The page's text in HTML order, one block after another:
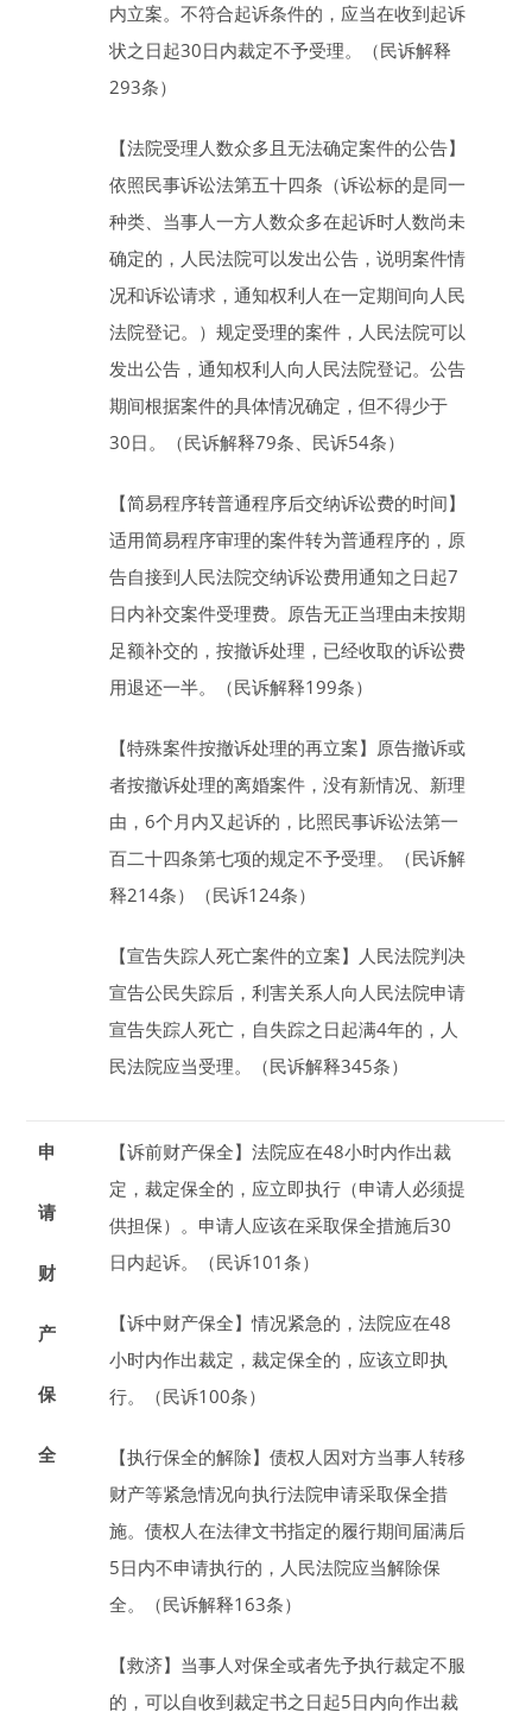
内立案。不符合起诉条件的，应当在收到起诉
状之日起30日内裁定不予受理。（民诉解释
293条）
【法院受理人数众多且无法确定案件的公告】
依照民事诉讼法第五十四条（诉讼标的是同一
种类、当事人一方人数众多在起诉时人数尚未
确定的，人民法院可以发出公告，说明案件情
况和诉讼请求，通知权利人在一定期间向人民
法院登记。）规定受理的案件，人民法院可以
发出公告，通知权利人向人民法院登记。公告
期间根据案件的具体情况确定，但不得少于
30日。（民诉解释79条、民诉54条）
【简易程序转普通程序后交纳诉讼费的时间】
适用简易程序审理的案件转为普通程序的，原
告自接到人民法院交纳诉讼费用通知之日起7
日内补交案件受理费。原告无正当理由未按期
足额补交的，按撤诉处理，已经收取的诉讼费
用退还一半。（民诉解释199条）
【特殊案件按撤诉处理的再立案】 原告撤诉或
者按撤诉处理的离婚案件，没有新情况、新理
由， 6个月 内又起诉的，比照民事诉讼法第一
百二十四条第七项的规定不予受理。（民诉解
释214条）（民诉124条）
【宣告失踪人死亡案件的立案】 人民法院判决
宣告公民失踪后，利害关系人向人民法院申请
宣告失踪人死亡，自失踪之日起满4年的，人
民法院应当受理。（民诉解释345条）
申
请
财
产
保
全
【诉前财产保全】法院应在48小时内作出裁
定，裁定保全的，应立即执行（申请人必须提
供担保）。申请人应该在采取保全措施后30
日内起诉。（民诉101条）
【诉中财产保全】情况紧急的，法院应在48
小时内作出裁定，裁定保全的，应该立即执
行。（民诉100条）
【执行保全的解除】债权人因对方当事人转移
财产等紧急情况向执行法院申请采取保全措
施。债权人在法律文书指定的履行期间届满后
5日内不申请执行的，人民法院应当解除保
全。（民诉解释163条）
【救济】 当事人对保全或者先予执行裁定不服
的，可以自收到裁定书之日起5日内向作出裁